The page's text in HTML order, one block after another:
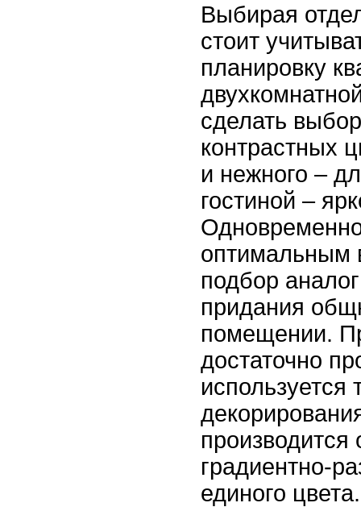
Выбирая
стоит
планировку
сделать
контрастных
и нежного –
гостиной –
оптимальным
подбор
придания
помещении.
достаточно
используется
производится
градиентно-
единого цвета.